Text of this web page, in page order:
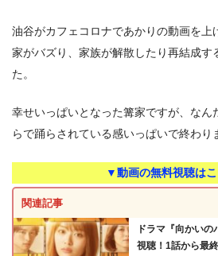
油谷がカフェコロナであかりの動画を上
家がバズり、家族が解散したり再結成す
た。
幸せいっぱいとなった篝家ですが、なん
らで踊らされている感いっぱいで終わり
▼動画の無料視聴は
関連記事
ドラマ『向かい
視聴！1話から最